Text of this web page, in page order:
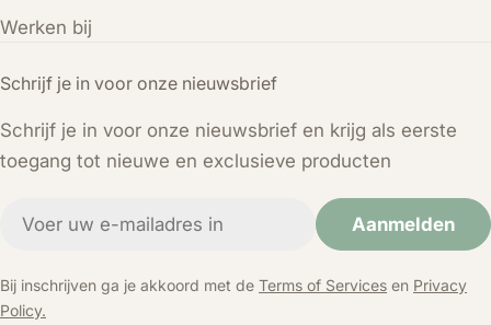
Schrijf je in voor onze nieuwsbrief
Schrijf je in voor onze nieuwsbrief en krijg als eerste
toegang tot nieuwe en exclusieve producten
Aanmelden
Bij inschrijven ga je akkoord met de Terms of Services en Privacy
Policy.
Werken bij